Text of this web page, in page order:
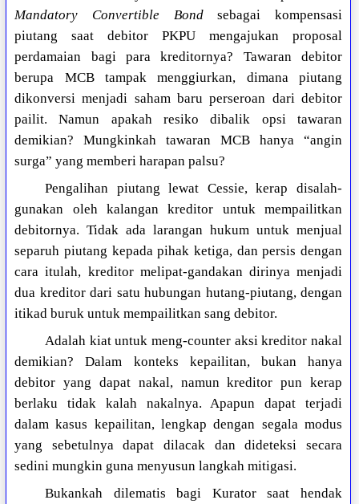
Mandatory Convertible Bondsebagai kompensasi
piutang saat debitor PKPU mengajukan proposal
perdamaian bagi para kreditornya? Tawaran debitor
berupa MCB tampak menggiurkan, dimana piutang
dikonversi menjadi saham baru perseroan dari debitor
pailit. Namun apakah resiko dibalik opsi tawaran
demikian? Mungkinkah tawaran MCB hanya “angin
surga” yang memberi harapan palsu?
Pengalihan piutang lewat Cessie, kerap disalah-
gunakan oleh kalangan kreditor untuk mempailitkan
debitornya. Tidak ada larangan hukum untuk menjual
separuh piutang kepada pihak ketiga, dan persis dengan
cara itulah, kreditor melipat-gandakan dirinya menjadi
dua kreditor dari satu hubungan hutang-piutang, dengan
itikad buruk untuk mempailitkan sang debitor.
Adalah kiat untuk meng-counter aksi kreditor nakal
demikian? Dalam konteks kepailitan, bukan hanya
debitor yang dapat nakal, namun kreditor pun kerap
berlaku tidak kalah nakalnya. Apapun dapat terjadi
dalam kasus kepailitan, lengkap dengan segala modus
yang sebetulnya dapat dilacak dan dideteksi secara
sedini mungkin guna menyusun langkah mitigasi.
Bukankah dilematis bagi Kurator saat hendak